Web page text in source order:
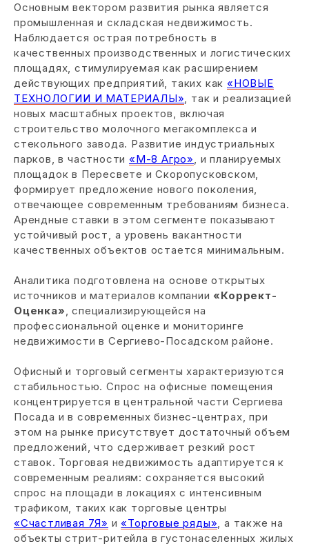
Основным вектором развития рынка является
промышленная и складская недвижимость.
Наблюдается острая потребность в
качественных производственных и логистических
площадях, стимулируемая как расширением
действующих предприятий, таких как «НОВЫЕ
ТЕХНОЛОГИИ И МАТЕРИАЛЫ», так и реализацией
новых масштабных проектов, включая
строительство молочного мегакомплекса и
стекольного завода. Развитие индустриальных
парков, в частности «М-8 Агро», и планируемых
площадок в Пересвете и Скоропусковском,
формирует предложение нового поколения,
отвечающее современным требованиям бизнеса.
Арендные ставки в этом сегменте показывают
устойчивый рост, а уровень вакантности
качественных объектов остается минимальным.
Аналитика подготовлена на основе открытых
источников и материалов компании«Коррект-
Оценка», специализирующейся на
профессиональной оценке и мониторинге
недвижимости в Сергиево-Посадском районе.
Офисный и торговый сегменты характеризуются
стабильностью. Спрос на офисные помещения
концентрируется в центральной части Сергиева
Посада и в современных бизнес-центрах, при
этом на рынке присутствует достаточный объем
предложений, что сдерживает резкий рост
ставок. Торговая недвижимость адаптируется к
современным реалиям: сохраняется высокий
спрос на площади в локациях с интенсивным
трафиком, таких как торговые центры
«Счастливая 7Я» и «Торговые ряды», а также на
объекты стрит-ритейла в густонаселенных жилых